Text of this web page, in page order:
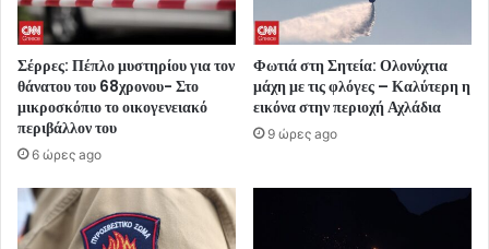
Σέρρες: Πέπλο μυστηρίου για τον
θάνατου του 68χρονου- Στο
μικροσκόπιο το οικογενειακό
περιβάλλον του
6 ώρες ago
Φωτιά στη Σητεία: Ολονύχτια
μάχη με τις φλόγες – Καλύτερη η
εικόνα στην περιοχή Αχλάδια
9 ώρες ago